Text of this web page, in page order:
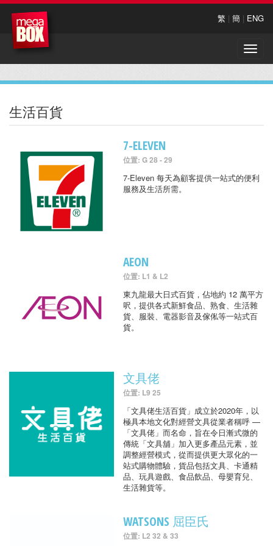
繁 | 簡 | ENG
Toggle
生活百貨
7-ELEVEN
位置: G 28 - 29
7-Eleven 每天為顧客提供一站式的便利
服務及生活所需。
AEON
位置: L1 & L2
東九龍最大日式百貨，佔地約 12 萬平方
呎，提供各式新鮮食品、熟食、生活雜
貨、服裝、電器影音及傢俬等一站式百
貨。
文具佬
位置: L9 25
「文具佬生活百貨」成立於2020年，以
極具本地文化對經營文具從業者稱呼 —
「文具佬」而名命，旨在令日漸式微的
傳統「文具舖」加入更多產品元素，並
調整經營模式，從而提供更大眾化的一
站式購物體驗，貨品包括文具、卡通精
品、玩具遊戲、食品飲品、母嬰育兒、
生活雜貨等。
WATSONS 屈臣氏
位置: L2 32 & 33